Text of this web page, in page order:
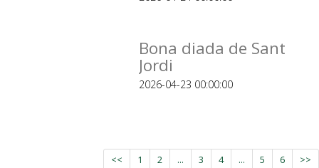
Bona diada de Sant
Jordi
2026-04-23 00:00:00
<< 1 2 ... 3 4 ... 5 6 >>